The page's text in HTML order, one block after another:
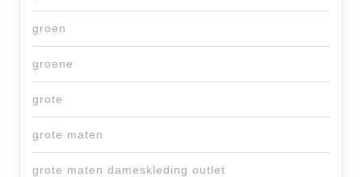
groen
groene
grote
grote maten
grote maten dameskleding outlet